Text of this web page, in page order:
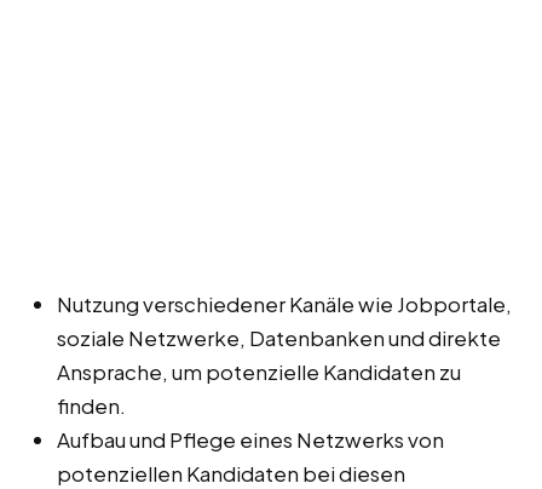
Nutzung verschiedener Kanäle wie Jobportale,
soziale Netzwerke, Datenbanken und direkte
Ansprache, um potenzielle Kandidaten zu
finden.
Aufbau und Pflege eines Netzwerks von
potenziellen Kandidaten bei diesen